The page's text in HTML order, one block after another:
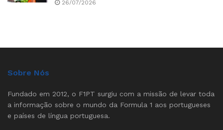
26/07/2026
Sobre Nós
Fundado em 2012, o F1PT surgiu com a missão de levar toda
a informação sobre o mundo da Formula 1 aos portugueses
e países de língua portuguesa.